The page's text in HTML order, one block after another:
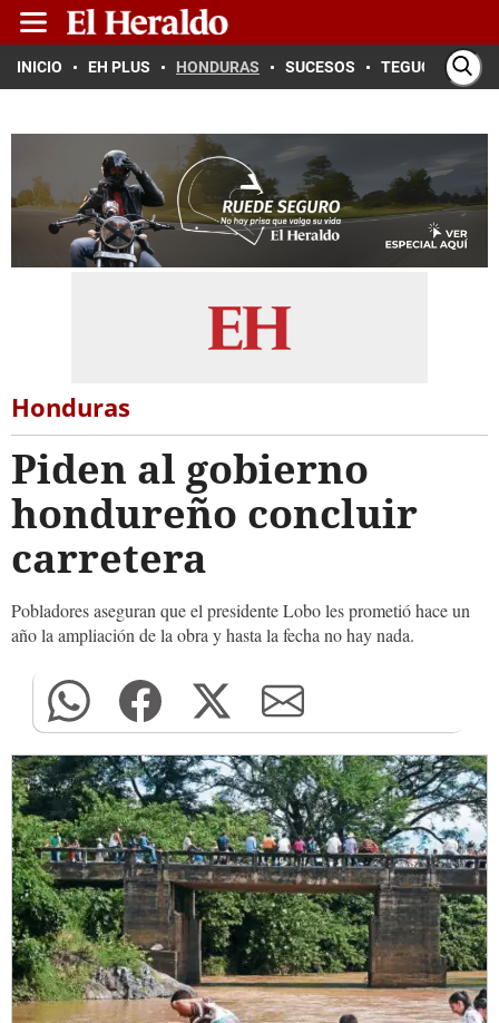
INICIO EH PLUS HONDURAS SUCESOS TEGUCIGALPA
Honduras
Piden al gobierno
hondureño concluir
carretera
Pobladores aseguran que el presidente Lobo les prometió hace un
año la ampliación de la obra y hasta la fecha no hay nada.